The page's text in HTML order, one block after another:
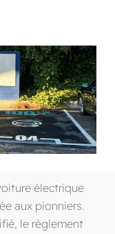
électrique
aux pionniers.
le règlement